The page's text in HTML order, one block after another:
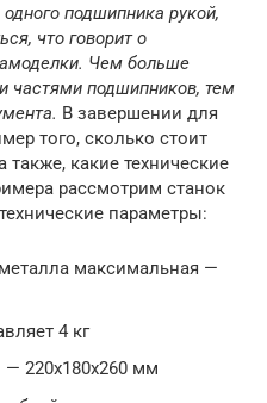
подшипника рукой,
что говорит о
Чем больше
частями подшипников, тем
В завершении для
того, сколько стоит
какие технические
рассмотрим станок
параметры:
максимальная —
4 кг
220х180х260 мм